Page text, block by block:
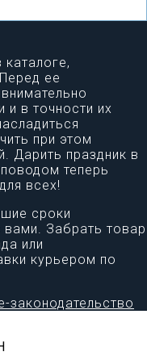
каталоге,
ее
и в точности их
при этом
Дарить праздник в
теперь
всех!
сроки
Забрать товар
или
курьером по
законодательство